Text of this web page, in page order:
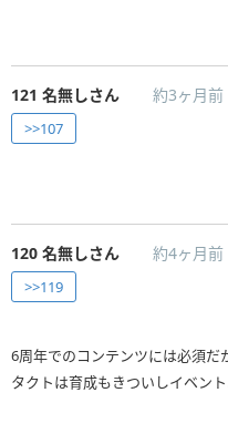
121 名無しさん 約3ヶ月前
>>107
120 名無しさん 約4ヶ月前
>>119
6周年でのコンテンツには必須だ
タクトは育成もきついしイベン